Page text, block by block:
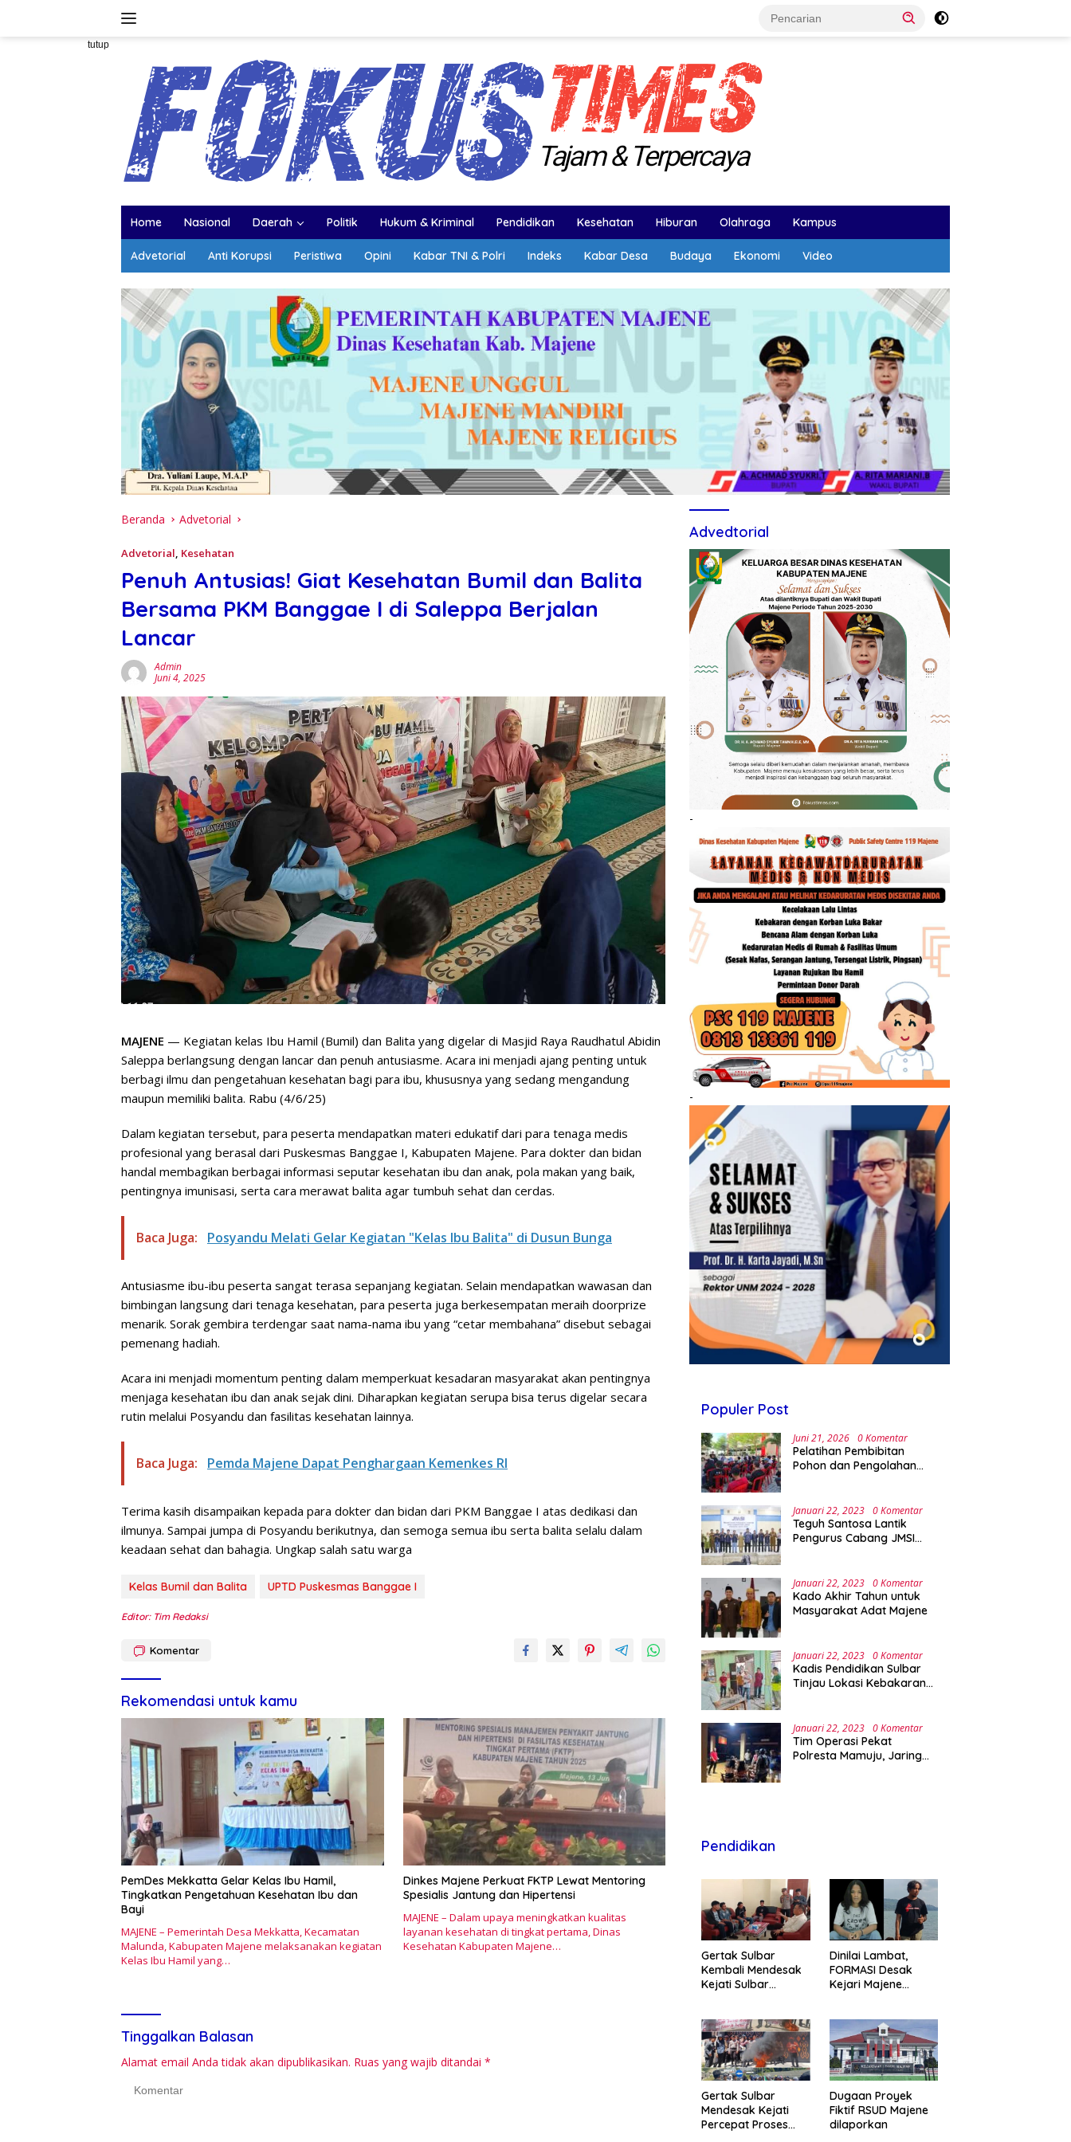
tutup
Home Nasional Daerah Politik Hukum & Kriminal Pendidikan Kesehatan Hiburan Olahraga Kampus
Advetorial Anti Korupsi Peristiwa Opini Kabar TNI & Polri Indeks Kabar Desa Budaya Ekonomi Video
Beranda Advetorial
Advetorial, Kesehatan
Penuh Antusias! Giat Kesehatan Bumil dan Balita
Bersama PKM Banggae I di Saleppa Berjalan
Lancar
Admin
Juni 4, 2025
MAJENE — Kegiatan kelas Ibu Hamil (Bumil) dan Balita yang digelar di Masjid Raya Raudhatul Abidin
Saleppa berlangsung dengan lancar dan penuh antusiasme. Acara ini menjadi ajang penting untuk
berbagi ilmu dan pengetahuan kesehatan bagi para ibu, khususnya yang sedang mengandung
maupun memiliki balita. Rabu (4/6/25)
Dalam kegiatan tersebut, para peserta mendapatkan materi edukatif dari para tenaga medis
profesional yang berasal dari Puskesmas Banggae I, Kabupaten Majene. Para dokter dan bidan
handal membagikan berbagai informasi seputar kesehatan ibu dan anak, pola makan yang baik,
pentingnya imunisasi, serta cara merawat balita agar tumbuh sehat dan cerdas.
Baca Juga: Posyandu Melati Gelar Kegiatan "Kelas Ibu Balita" di Dusun Bunga
Antusiasme ibu-ibu peserta sangat terasa sepanjang kegiatan. Selain mendapatkan wawasan dan
bimbingan langsung dari tenaga kesehatan, para peserta juga berkesempatan meraih doorprize
menarik. Sorak gembira terdengar saat nama-nama ibu yang “cetar membahana” disebut sebagai
pemenang hadiah.
Acara ini menjadi momentum penting dalam memperkuat kesadaran masyarakat akan pentingnya
menjaga kesehatan ibu dan anak sejak dini. Diharapkan kegiatan serupa bisa terus digelar secara
rutin melalui Posyandu dan fasilitas kesehatan lainnya.
Baca Juga: Pemda Majene Dapat Penghargaan Kemenkes RI
Terima kasih disampaikan kepada para dokter dan bidan dari PKM Banggae I atas dedikasi dan
ilmunya. Sampai jumpa di Posyandu berikutnya, dan semoga semua ibu serta balita selalu dalam
keadaan sehat dan bahagia. Ungkap salah satu warga
Kelas Bumil dan Balita UPTD Puskesmas Banggae I
Editor: Tim Redaksi
Komentar
Rekomendasi untuk kamu
PemDes Mekkatta Gelar Kelas Ibu Hamil,
Tingkatkan Pengetahuan Kesehatan Ibu dan
Bayi
MAJENE – Pemerintah Desa Mekkatta, Kecamatan
Malunda, Kabupaten Majene melaksanakan kegiatan
Kelas Ibu Hamil yang…
Dinkes Majene Perkuat FKTP Lewat Mentoring
Spesialis Jantung dan Hipertensi
MAJENE – Dalam upaya meningkatkan kualitas
layanan kesehatan di tingkat pertama, Dinas
Kesehatan Kabupaten Majene…
Tinggalkan Balasan
Alamat email Anda tidak akan dipublikasikan. Ruas yang wajib ditandai *
Advedtorial
-
-
Populer Post
Juni 21, 2026 0 Komentar
Pelatihan Pembibitan
Pohon dan Pengolahan
Green Campus di UPA
Laboratorium Terpadu
Januari 22, 2023 0 Komentar
Teguh Santosa Lantik
Pengurus Cabang JMSI
Januari 22, 2023 0 Komentar
Kado Akhir Tahun untuk
Masyarakat Adat Majene
Januari 22, 2023 0 Komentar
Kadis Pendidikan Sulbar
Tinjau Lokasi Kebakaran
Januari 22, 2023 0 Komentar
Tim Operasi Pekat
Polresta Mamuju, Jaring
Pendidikan
Gertak Sulbar
Kembali Mendesak
Kejati Sulbar
Majene
Dinilai Lambat,
FORMASI Desak
Kejari Majene
Fiktif RSUD Majene
Gertak Sulbar
Mendesak Kejati
Percepat Proses
Dugaan Proyek
Fiktif RSUD Majene
dilaporkan